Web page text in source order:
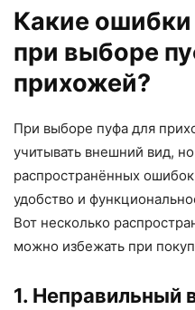
Какие ошибки
при выборе
прихожей?
При выборе пуфа для
учитывать внешний вид, но
распространённых
удобство и
Вот несколько
можно избежать при
1. Неправильный